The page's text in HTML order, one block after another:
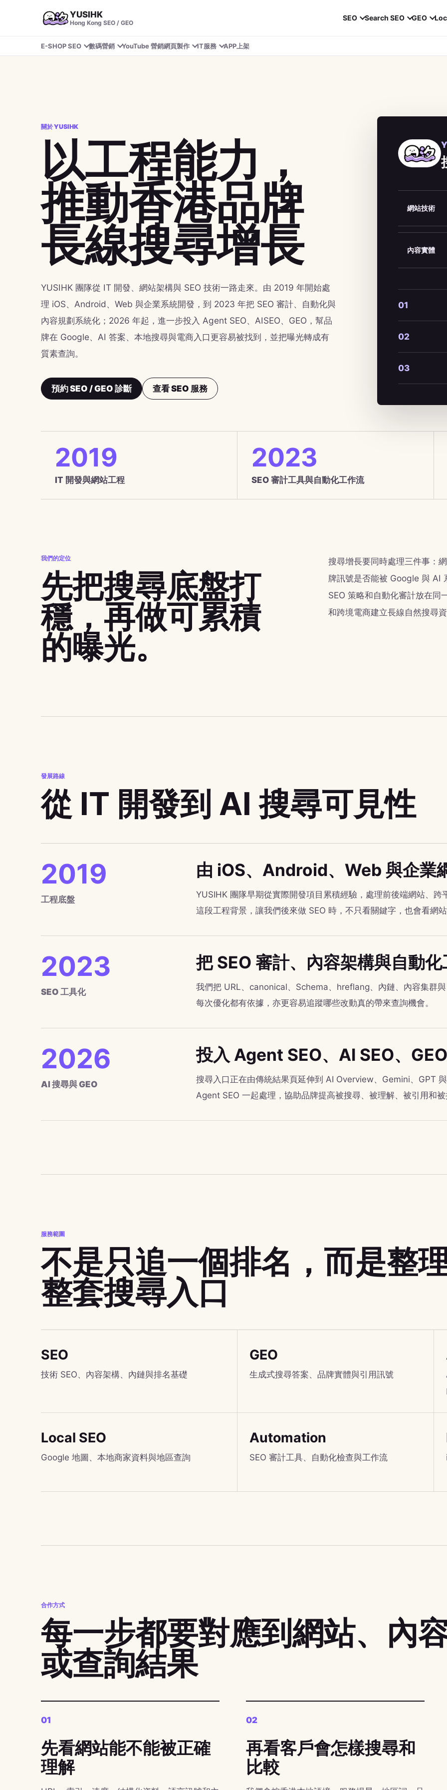
YUSIHK
Hong Kong SEO / GEO
SEO Search SEO GEO
E-SHOP SEO 數碼營銷 YouTube 營銷網頁製作 IT服務 APP上架
關於 YUSIHK
以工程能力，
推動香港品牌
長線搜尋增長
YUSIHK 團隊從 IT 開發、網站架構與 SEO 技術一路走來。由 2019 年開始處
理 iOS、Android、Web 與企業系統開發，到 2023 年把 SEO 審計、自動化與
內容規劃系統化；2026 年起，進一步投入 Agent SEO、AISEO、GEO，幫品
牌在 Google、AI 答案、本地搜尋與電商入口更容易被找到，並把曝光轉成有
質素查詢。
預約 SEO / GEO 診斷 查看 SEO 服務
網站技術
內容實體
01
02
03
2019
IT 開發與網站工程
2023
SEO 審計工具與自動化工作流
我們的定位
先把搜尋底盤打
穩，再做可累積
的曝光。
搜尋增長要同時處理三件事：
牌訊號是否能被 Google 與 AI
SEO 策略和自動化審計放在同
和跨境電商建立長線自然搜尋
發展路線
從 IT 開發到 AI 搜尋可見性
2019
工程底盤
由 iOS、Android、Web 與企業
YUSIHK 團隊早期從實際開發項目累積經驗，處理前後端網站、
這段工程背景，讓我們後來做 SEO 時，不只看關鍵字，也會看網
2023
SEO 工具化
把 SEO 審計、內容架構與自動
我們把 URL、canonical、Schema、hreflang、內鏈、內容集群
每次優化都有依據，亦更容易追蹤哪些改動真的帶來查詢機會。
2026
AI 搜尋與 GEO
投入 Agent SEO、AI SEO、
搜尋入口正在由傳統結果頁延伸到 AI Overview、Gemini、GPT
Agent SEO 一起處理，協助品牌提高被搜尋、被理解、被引用和
服務範圍
不是只追一個排名，而是整
整套搜尋入口
SEO
技術 SEO、內容架構、內鏈與排名基礎
GEO
生成式搜尋答案、品牌實體與引用訊號
Local SEO
Google 地圖、本地商家資料與地區查詢
Automation
SEO 審計工具、自動化檢查與工作流
合作方式
每一步都要對應到網站、內
或查詢結果
01
先看網站能不能被正確
理解
02
再看客戶會怎樣搜尋和
比較